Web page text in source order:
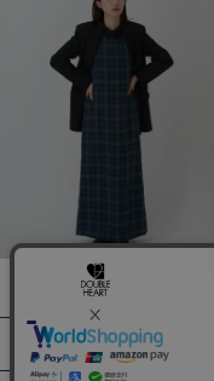
ABOUT US
プライバシーポリシー
SUPPORT